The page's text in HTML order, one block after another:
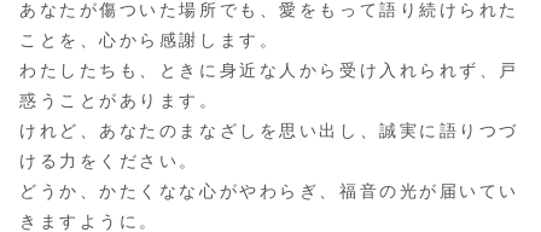
あなたが傷ついた場所でも、愛をもって語り続けられた
ことを、心から感謝します。
わたしたちも、ときに身近な人から受け入れられず、戸
惑うことがあります。
けれど、あなたのまなざしを思い出し、誠実に語りつづ
ける力をください。
どうか、かたくなな心がやわらぎ、福音の光が届いてい
きますように。